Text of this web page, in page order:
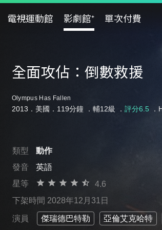
電視運動館 影劇館⁺ 單次付費
全面攻佔：倒數救援
Olympus Has Fallen
2013．美國．119分鐘 ． 輔12級 ． 評分6.5．
類型
動作
發音
英語
星等
4.6
下架時間 2028年12月31日
演員 傑瑞德巴特勒 亞倫艾克哈特